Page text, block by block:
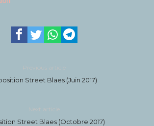
Previous article
Street Blaes (Juin 2017)
Next article
Street Blaes (Octobre 2017)